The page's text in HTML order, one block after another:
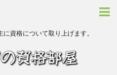
資格について取り上げます。